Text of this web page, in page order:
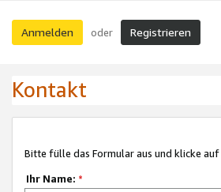
Anmelden oder Registrieren
Kontakt
Bitte fülle das Formular aus und klicke auf
Ihr Name: *